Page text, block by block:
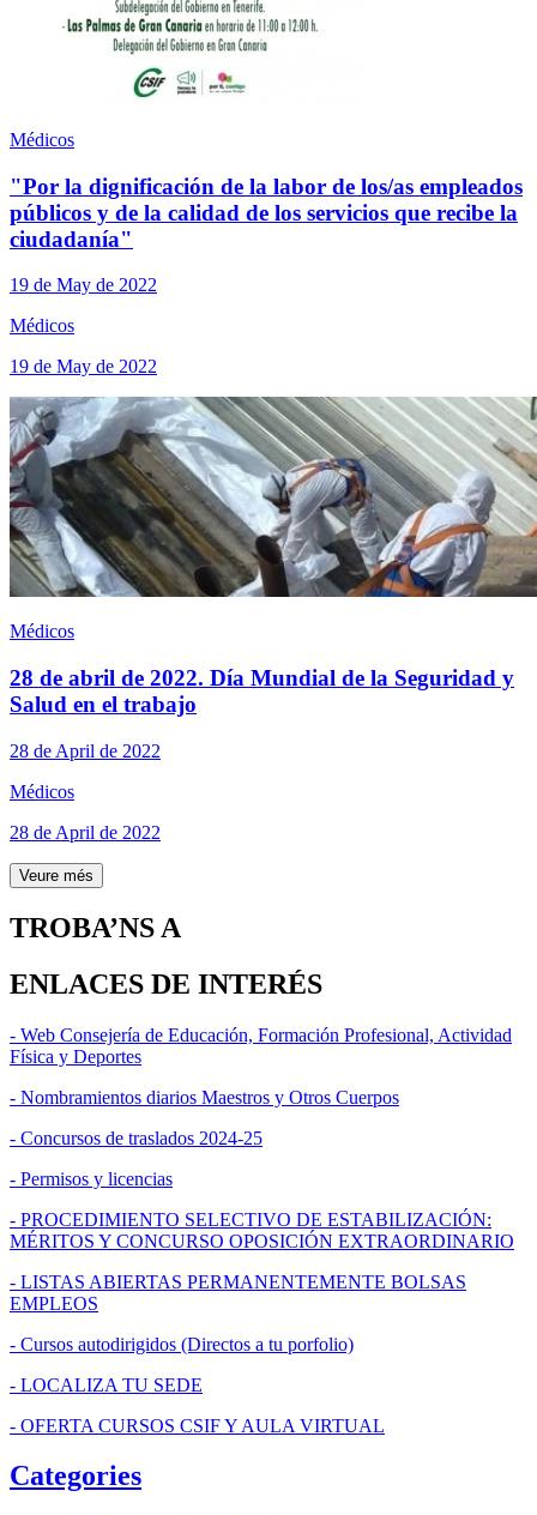
Médicos
"Por la dignificación de la labor de los/as empleados
públicos y de la calidad de los servicios que recibe la
ciudadanía"
19 de May de 2022
Médicos
19 de May de 2022
Médicos
28 de abril de 2022. Día Mundial de la Seguridad y
Salud en el trabajo
28 de April de 2022
Médicos
28 de April de 2022
Veure més
TROBA’NS A
ENLACES DE INTERÉS
- Web Consejería de Educación, Formación Profesional, Actividad
Física y Deportes
- Nombramientos diarios Maestros y Otros Cuerpos
- Concursos de traslados 2024-25
- Permisos y licencias
- PROCEDIMIENTO SELECTIVO DE ESTABILIZACIÓN:
MÉRITOS Y CONCURSO OPOSICIÓN EXTRAORDINARIO
- LISTAS ABIERTAS PERMANENTEMENTE BOLSAS
EMPLEOS
- Cursos autodirigidos (Directos a tu porfolio)
- LOCALIZA TU SEDE
- OFERTA CURSOS CSIF Y AULA VIRTUAL
Categories